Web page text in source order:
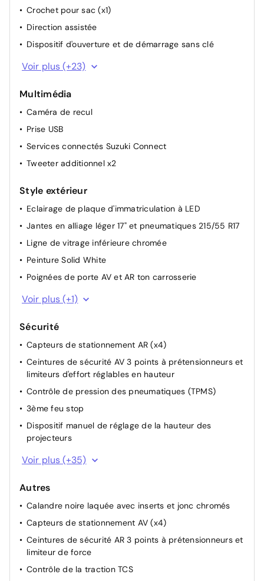
Crochet pour sac (x1)
Direction assistée
Dispositif d'ouverture et de démarrage sans clé
Dossiers AR inclinables en deux positions
Essuie-glace AR à 1 vitesse + intermittence
Essuie-glace AV à 2 vitesses avec intermittence
réglable
Essuie-glaces automatique
Filtre à pollen
Ouverture électromagnétique du hayon
Pare-soleil AV avec miroirs de courtoisie et porte ticket
(X2)
Pare-soleil AV avec miroirs de courtoisie éclairés x2
Plancher de coffre modulable
Poignées de maintien aux places passager
Rails de toit en aluminium anodisées
Reconnaissance des panneaux de signalisation (TSR)
Rétroviseur intérieur électrochromique
Rétroviseurs extérieurs rabattables électriquement et
avec répétiteur de clignotant
Siège conducteur réglable en hauteur, en profondeur
Accoudoir central AR avec porte-gobelets intégrés (x
Accoudoir central AV avec rangement intégré
Air conditionné à régulation automatique bi-zone
Voir plus (+23)
Multimédia
Caméra de recul
Prise USB
Services connectés Suzuki Connect
Tweeter additionnel x2
Style extérieur
Eclairage de plaque d'immatriculation à LED
Jantes en alliage léger 17" et pneumatiques 215/55 R17
Ligne de vitrage inférieure chromée
Peinture Solid White
Poignées de porte AV et AR ton carrosserie
Rétroviseurs extérieurs couleur carrosserie, dégivrants
et réglables électriquement
Voir plus (+1)
Sécurité
Capteurs de stationnement AR (x4)
Ceintures de sécurité AV 3 points à prétensionneurs et
limiteurs d'effort réglables en hauteur
Contrôle de pression des pneumatiques (TPMS)
3ème feu stop
Dispositif manuel de réglage de la hauteur des
projecteurs
ESP
Feux AR à LED
Feux antibrouillard AR
Feux de jour à LED
Fixation ISOFIX aux places AR pour sièges enfants (x2)
Freinage actif d'urgence (DSBS II) avec détection des
piétons, vélos et motos
Voir plus (+35)
Autres
Calandre noire laquée avec inserts et jonc chromés
Capteurs de stationnement AV (x4)
Ceintures de sécurité AR 3 points à prétensionneurs et
limiteur de force
Contrôle de la traction TCS